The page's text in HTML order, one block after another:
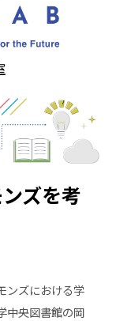
ズを考
ンズにおける学
中央図書館の岡